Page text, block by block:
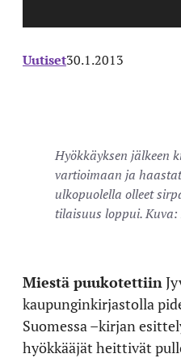
Uutiset30.1.2013
Hyökkäyksen jälkeen
vartioimaan ja
ulkopuolella olleet
tilaisuus loppui.
Miestä puukotettiin
kaupunginkirjastolla
Suomessa –kirjan
hyökkääjät heittivät